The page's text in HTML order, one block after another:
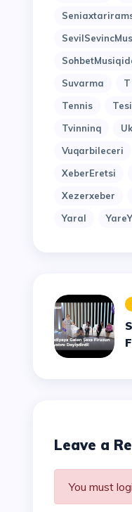
Suvarma
T
Tennis
Tvinninq
Vuqarbileceri
XeberEretsi
Xezerxeber
Yaral
Leave a
You must